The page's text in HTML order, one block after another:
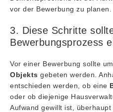
vor der Bewerbung zu planen.
3. Diese Schritte
Bewerbungsprozess
Vor einer Bewerbung sollte
Objekts gebeten werden.
entschieden werden, ob eine
oder ob diejenige
Aufwand gewillt ist,